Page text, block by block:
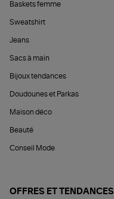
Baskets femme
Sweatshirt
Jeans
Sacs à main
Bijoux tendances
Doudounes et Parkas
Maison déco
Beauté
Conseil Mode
OFFRES ET TENDANCES